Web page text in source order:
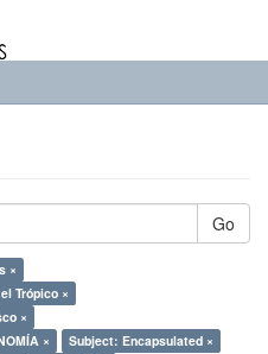
Go
×
Trópico ×
×
×
Subject: Encapsulated ×